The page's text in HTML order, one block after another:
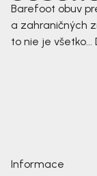
Barefoot obuv
a zahraničných
to nie je
Informace